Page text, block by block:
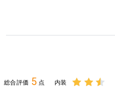
総合評価 5 点 内装